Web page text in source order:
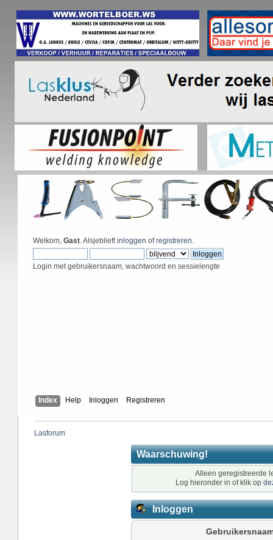
Welkom, Gast. Alsjeblieftinloggen ofregistreren.
Login met gebruikersnaam, wachtwoord en sessielengte
Index Help Inloggen Registreren
Lasforum
Waarschuwing!
Alleen geregistreerde
Log hieronder in of klik op
Inloggen